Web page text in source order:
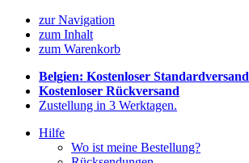
zur Navigation
zum Inhalt
zum Warenkorb
Belgien: Kostenloser Standardversand
Kostenloser Rückversand
Zustellung in 3 Werktagen.
Hilfe
Wo ist meine Bestellung?